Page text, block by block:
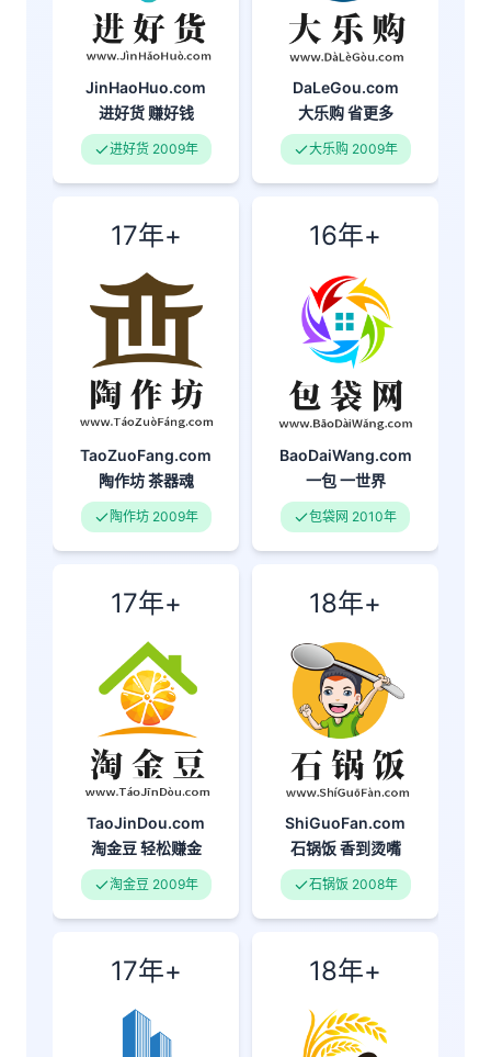
JinHaoHuo.com
进好货赚好钱
进好货 2009年
DaLeGou.com
大乐购省更多
大乐购 2009年
17年+
TaoZuoFang.com
陶作坊茶器魂
陶作坊 2009年
16年+
BaoDaiWang.com
一包一世界
包袋网 2010年
17年+
TaoJinDou.com
淘金豆轻松赚金
淘金豆 2009年
18年+
ShiGuoFan.com
石锅饭香到烫嘴
石锅饭 2008年
17年+ 18年+